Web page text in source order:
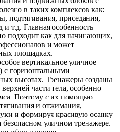
в таких комплексов как:
подтягивания, приседания,
т.д. Главная особенность
подходит как для начинающих,
и может
площадках.
вертикальное уличное
с горизонтальными
высотах. Тренажеры созданы
части тела, особенно
Поэтому с их помощью
и отжимания,
и формируя красивую осанку
безопасном уличном тренажере.